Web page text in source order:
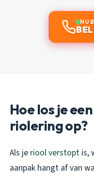
NU
Hoe los je
riolering op?
Als je riool verstopt is,
aanpak hangt af van